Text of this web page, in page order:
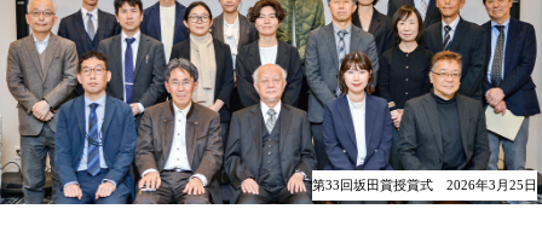
第33回坂田賞授賞式 2026年3月25日